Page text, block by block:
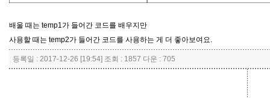
배울 때는 temp1가 들어간 코드를 배우지만
사용할 때는 temp2가 들어간 코드를 사용하는 게 더 좋아보여요.
등록일 : 2017-12-26 [19:54] 조회 : 1857 다운 : 705